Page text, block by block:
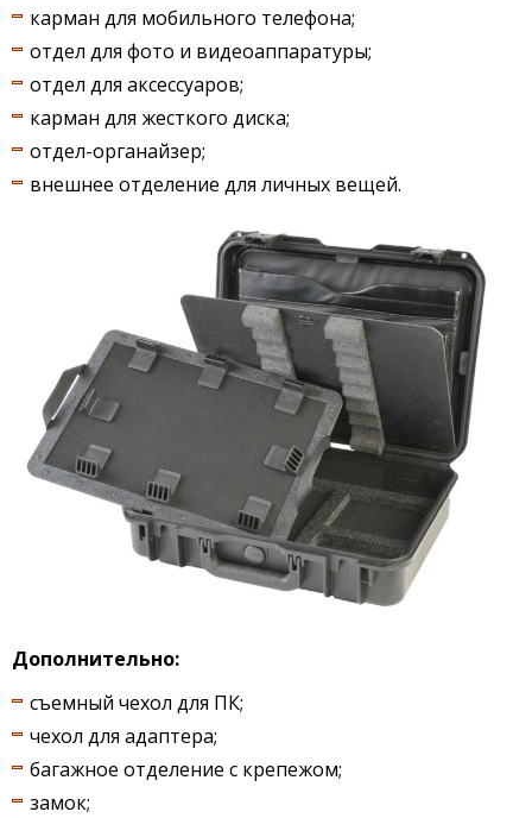
карман для мобильного телефона;
отдел для фото и видеоаппаратуры;
отдел для аксессуаров;
карман для жесткого диска;
отдел-органайзер;
внешнее отделение для личных вещей.
Дополнительно:
съемный чехол для ПК;
чехол для адаптера;
багажное отделение с крепежом;
замок;